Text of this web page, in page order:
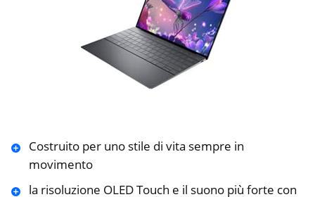
Costruito per uno stile di vita sempre in
movimento
la risoluzione OLED Touch e il suono più forte con